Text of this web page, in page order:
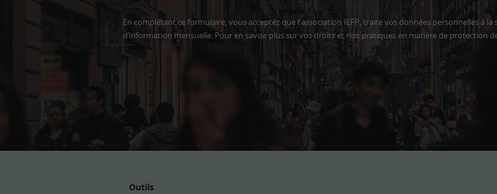
En complétant ce formulaire, vous acceptez que l'association IEFP, traite vos données personnelles à
d’information mensuelle. Pour en savoir plus sur vos droits et nos pratiques en matière de protection
Outils